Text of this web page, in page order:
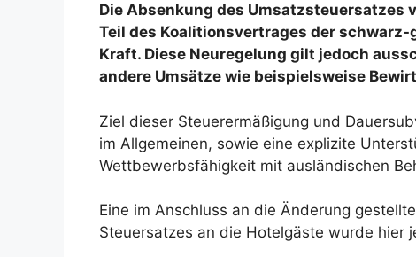
Die Absenkung des Umsatzsteuersatzes
Teil des Koalitionsvertrages der schwarz-
Kraft. Diese Neuregelung gilt jedoch
andere Umsätze wie beispielsweise
Ziel dieser Steuerermäßigung und
im Allgemeinen, sowie eine explizite
Wettbewerbsfähigkeit mit ausländischen
Eine im Anschluss an die Änderung
Steuersatzes an die Hotelgäste wurde hier